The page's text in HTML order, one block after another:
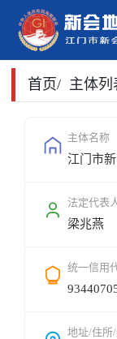
首页
政策法规
申请指南
地标地图
用户登录
首页/ 主体列
主体名称
江门市
法定代表
梁兆燕
统一信用
地址/住所